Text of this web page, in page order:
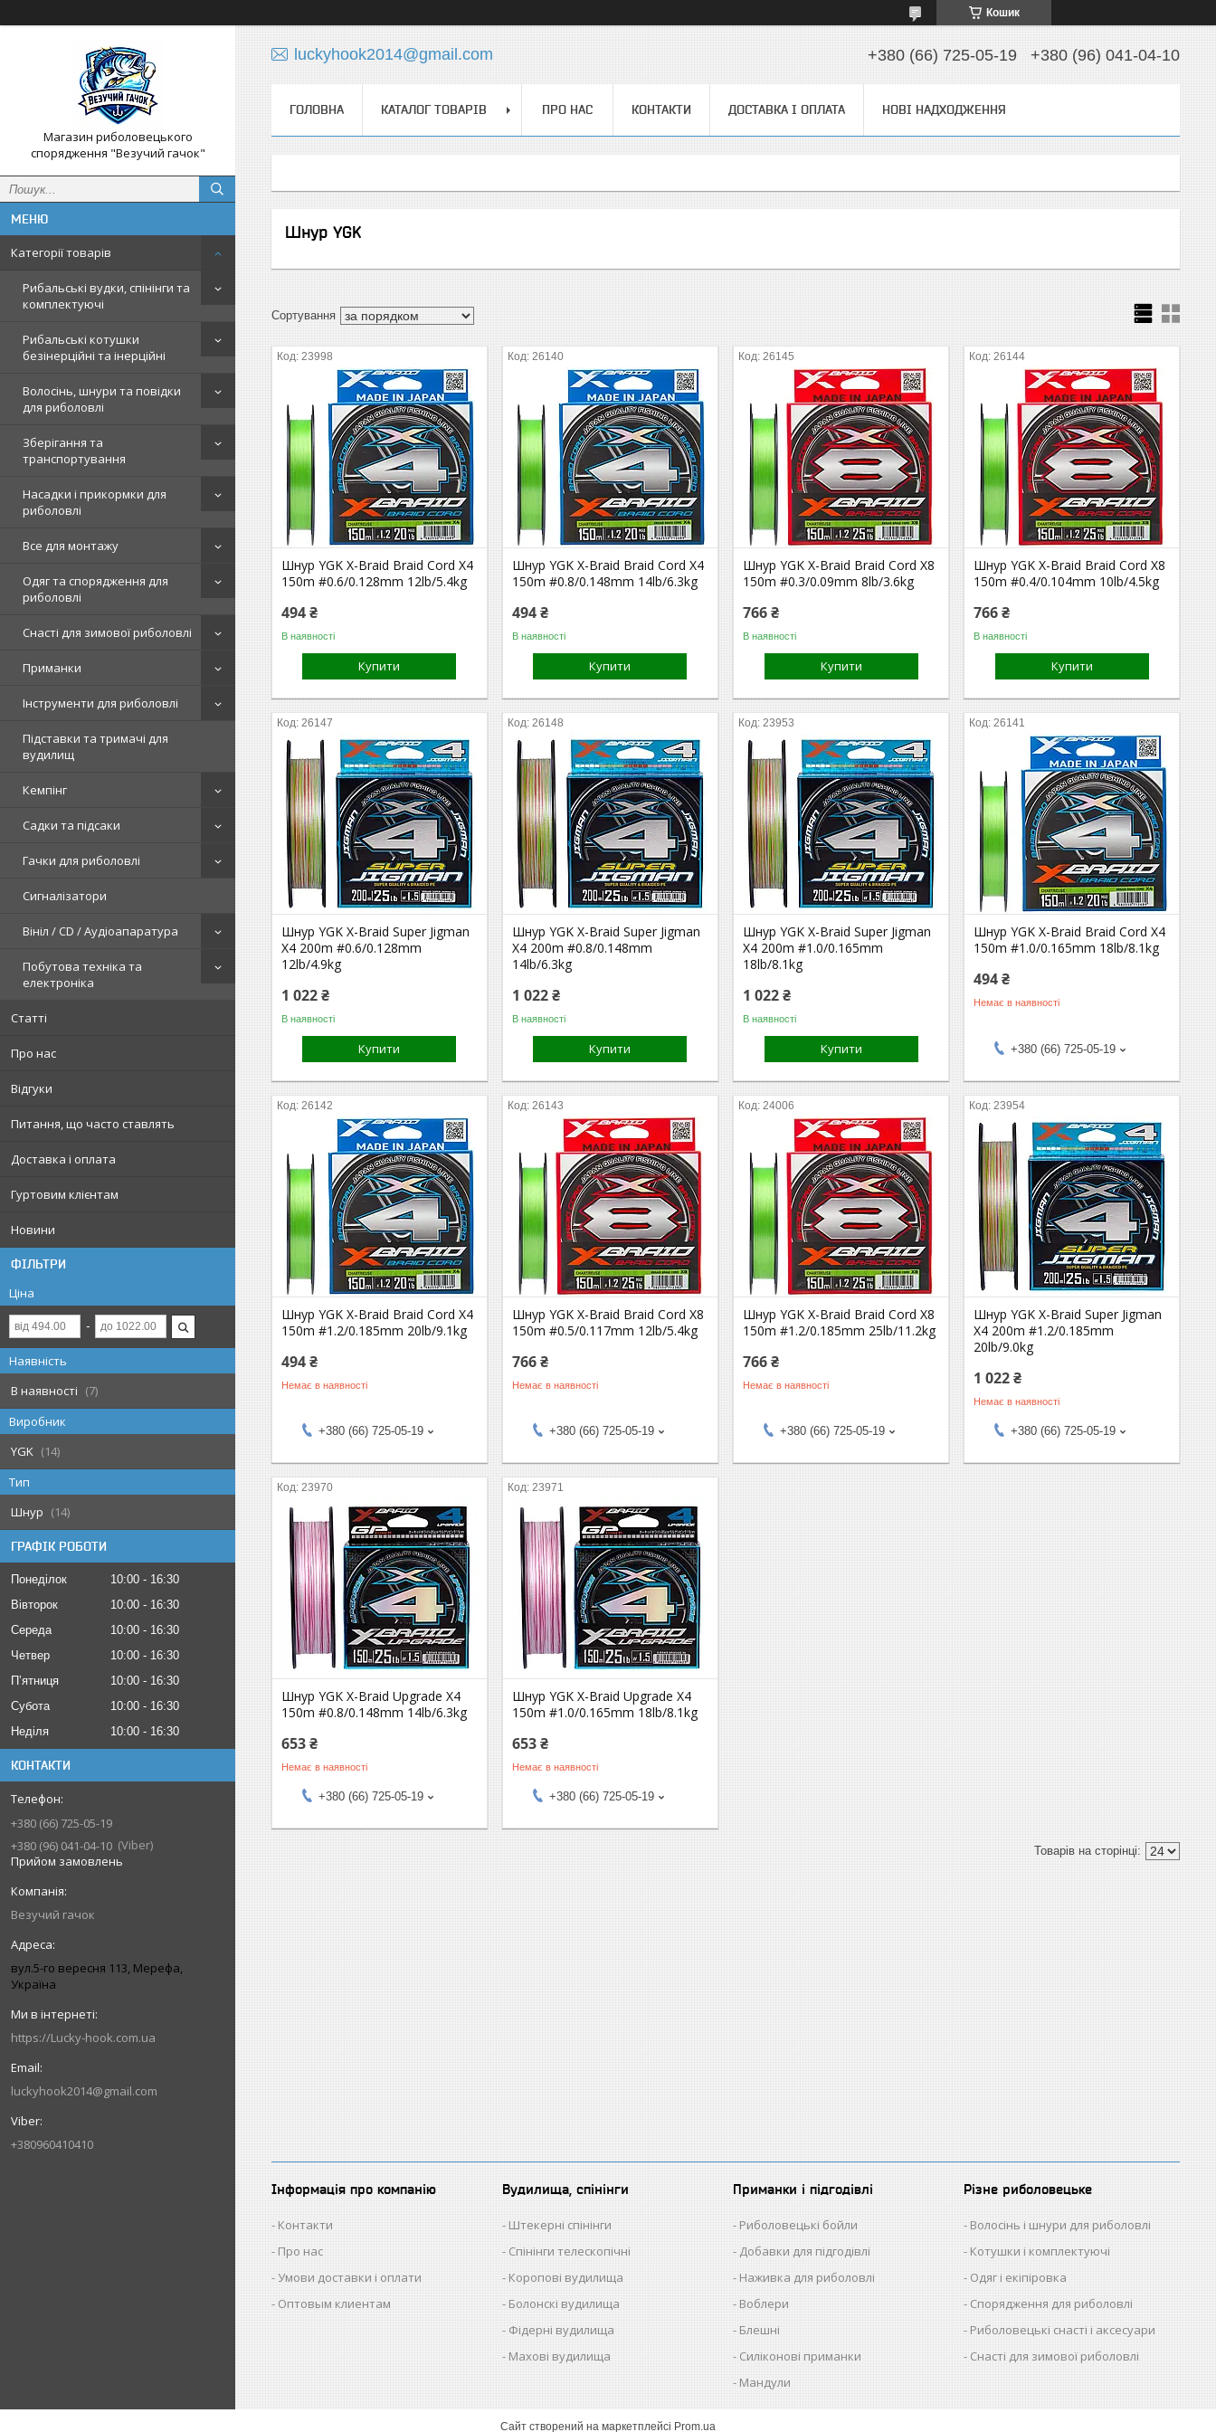
Кошик
Магазин риболовецького
спорядження "Везучий гачок"
Категорії товарів
Рибальські вудки, спінінги та
комплектуючі
Рибальські котушки
безінерційні та інерційні
Волосінь, шнури та повідки
для риболовлі
Зберігання та
транспортування
Насадки і прикормки для
риболовлі
Все для монтажу
Одяг та спорядження для
риболовлі
Снасті для зимової риболовлі
Приманки
Інструменти для риболовлі
Підставки та тримачі для
вудилищ
Кемпінг
Садки та підсаки
Гачки для риболовлі
Сигналізатори
Вініл / CD / Аудіоапаратура
Побутова техніка та
електроніка
Статті
Про нас
Відгуки
Питання, що часто ставлять
Доставка і оплата
Гуртовим клієнтам
Новини
ФІЛЬТРИ
Ціна
Наявність
В наявності
7
Виробник
YGK
14
Тип
Шнур
14
ГРАФІК РОБОТИ
Понеділок 10:00
16:30
Вівторок
10:00
16:30
Середа
10:00
16:30
Четвер
10:00
16:30
Пʼятниця
10:00
16:30
Субота
10:00
16:30
Неділя
10:00 16:30
КОНТАКТИ
+380 (66) 725-05-19
+380 (96) 041-04-10 Viber
Прийом замовлень
Везучий гачок
вул.5-го вересня 113, Мерефа,
Україна
https://Lucky-hook.com.ua
luckyhook2014@gmail.com
+380960410410
luckyhook2014@gmail.com +380 (66) 725-05-19 +380 (96) 041-04-10
ГОЛОВНА КАТАЛОГ ТОВАРІВ ПРО НАС КОНТАКТИ ДОСТАВКА І ОПЛАТА НОВІ НАДХОДЖЕННЯ
Шнур YGK
23998
Шнур YGK X-Braid Braid Cord X4
150m #0.6/0.128mm 12lb/5.4kg
494 ₴
В наявності
Купити
26140
Шнур YGK X-Braid Braid Cord X4
150m #0.8/0.148mm 14lb/6.3kg
494 ₴
В наявності
Купити
26145
Шнур YGK X-Braid Braid Cord X8
150m #0.3/0.09mm 8lb/3.6kg
766 ₴
В наявності
Купити
26144
Шнур YGK X-Braid Braid Cord X8
150m #0.4/0.104mm 10lb/4.5kg
766 ₴
В наявності
Купити
26147
Шнур YGK X-Braid Super Jigman
X4 200m #0.6/0.128mm
12lb/4.9kg
1 022 ₴
В наявності
Купити
26148
Шнур YGK X-Braid Super Jigman
X4 200m #0.8/0.148mm
14lb/6.3kg
1 022 ₴
В наявності
Купити
23953
Шнур YGK X-Braid Super Jigman
X4 200m #1.0/0.165mm
18lb/8.1kg
1 022 ₴
В наявності
Купити
26141
Шнур YGK X-Braid Braid Cord X4
150m #1.0/0.165mm 18lb/8.1kg
494 ₴
Немає в наявності
+380 (66) 725-05-19
26142
Шнур YGK X-Braid Braid Cord X4
150m #1.2/0.185mm 20lb/9.1kg
494 ₴
Немає в наявності
+380 (66) 725-05-19
26143
Шнур YGK X-Braid Braid Cord X8
150m #0.5/0.117mm 12lb/5.4kg
766 ₴
Немає в наявності
+380 (66) 725-05-19
24006
Шнур YGK X-Braid Braid Cord X8
150m #1.2/0.185mm 25lb/11.2kg
766 ₴
Немає в наявності
+380 (66) 725-05-19
23954
Шнур YGK X-Braid Super Jigman
X4 200m #1.2/0.185mm
20lb/9.0kg
1 022 ₴
Немає в наявності
+380 (66) 725-05-19
23970
Шнур YGK X-Braid Upgrade X4
150m #0.8/0.148mm 14lb/6.3kg
653 ₴
Немає в наявності
+380 (66) 725-05-19
23971
Шнур YGK X-Braid Upgrade X4
150m #1.0/0.165mm 18lb/8.1kg
653 ₴
Немає в наявності
+380 (66) 725-05-19
Інформація про компанію
Контакти
Про нас
Умови доставки і оплати
Оптовым клиентам
Вудилища, спінінги
Штекерні спінінги
Спінінги телескопічні
Коропові вудилища
Болонскі вудилища
Фідерні вудилища
Махові вудилища
Приманки і підгодівлі
Риболовецькі бойли
Добавки для підгодівлі
Наживка для риболовлі
Воблери
Блешні
Силіконові приманки
Мандули
Різне риболовецьке
Волосінь і шнури для риболовлі
Котушки і комплектуючі
Одяг і екіпіровка
Спорядження для риболовлі
Риболовецькі снасті і аксесуари
Снасті для зимової риболовлі
Сайт створений на маркетплейсі Prom.ua